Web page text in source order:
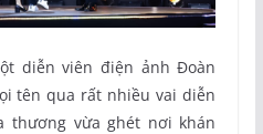
diễn viên điện ảnh Đoàn
tên qua rất nhiều vai diễn
thương vừa ghét nơi khán